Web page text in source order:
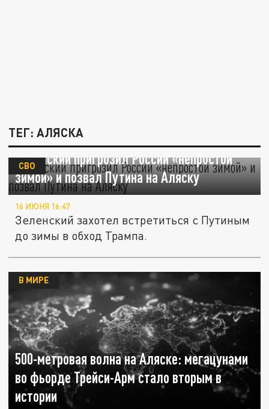
ТЕГ: АЛЯСКА
Зеленский пригрозил России «непростой
зимой» и позвал Путина на Аляску
СВО
16 ИЮНЯ 16:47
Зеленский захотел встретиться с Путиным
до зимы в обход Трампа.
500-метровая волна на Аляске: мегацунами
во фьорде Трейси-Арм стало вторым в
истории
В МИРЕ